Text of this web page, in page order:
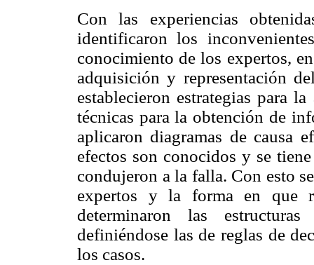
Con las experiencias
identificaron los
conocimiento de los expertos,
adquisición y representación
establecieron estrategias para
técnicas para la obtención de
aplicaron diagramas de causa
efectos son conocidos y se
condujeron a la falla. Con esto
expertos y la forma en que
determinaron las
definiéndose las de reglas de
los casos.